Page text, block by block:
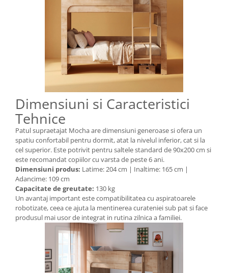
Dimensiuni si Caracteristici
Tehnice
Patul supraetajat Mocha are dimensiuni generoase si ofera un
spatiu confortabil pentru dormit, atat la nivelul inferior, cat si la
cel superior. Este potrivit pentru saltele standard de 90x200 cm si
este recomandat copiilor cu varsta de peste 6 ani.
Dimensiuni produs: Latime: 204 cm | Inaltime: 165 cm |
Adancime: 109 cm
Capacitate de greutate: 130 kg
Un avantaj important este compatibilitatea cu aspiratoarele
robotizate, ceea ce ajuta la mentinerea curateniei sub pat si face
produsul mai usor de integrat in rutina zilnica a familiei.